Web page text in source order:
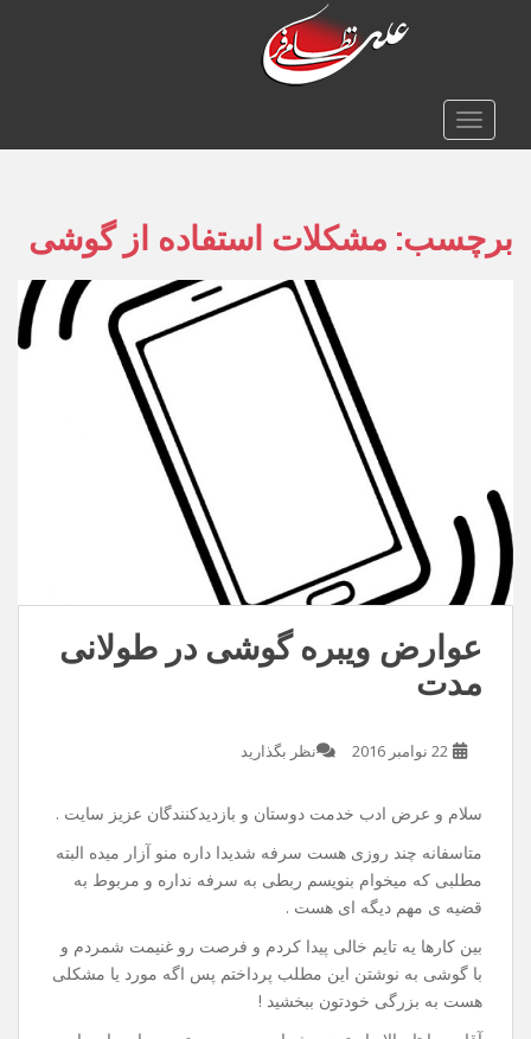
o
TOGGLE NAVIGATION
برچسب: مشکلات استفاده از گوشی
عوارض ویبره گوشی در طولانی
مدت
22 نوامبر 2016 نظر بگذارید
سلام و عرض ادب خدمت دوستان و بازدیدکنندگان عزیز سایت .
متاسفانه چند روزی هست سرفه شدیدا داره منو آزار میده البته
مطلبی که میخوام بنویسم ربطی به سرفه نداره و مربوط به
قضیه ی مهم دیگه ای هست .
بین کارها یه تایم خالی پیدا کردم و فرصت رو غنیمت شمردم و
با گوشی به نوشتن این مطلب پرداختم پس اگه مورد یا مشکلی
هست به بزرگی خودتون ببخشید !